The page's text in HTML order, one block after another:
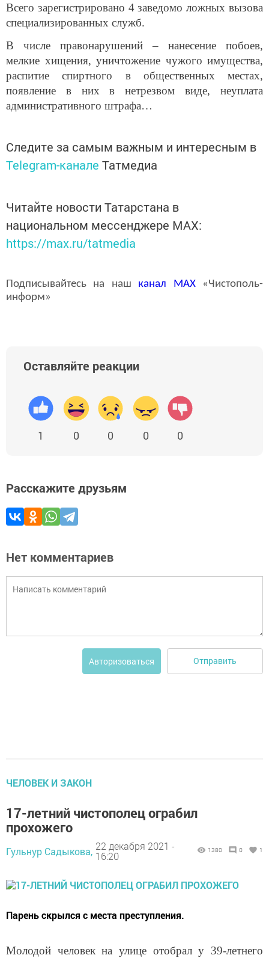
Всего зарегистрировано 4 заведомо ложных вызова
специализированных служб.
В числе правонарушений – нанесение побоев,
мелкие хищения, уничтожение чужого имущества,
распитие спиртного в общественных местах,
появление в них в нетрезвом виде, неуплата
административного штрафа…
Следите за самым важным и интересным в
Telegram-канале Татмедиа
Читайте новости Татарстана в
национальном мессенджере MАХ:
https://max.ru/tatmedia
Подписывайтесь на наш канал MAX«Чистополь-
информ»
Оставляйте реакции
1 0 0 0 0
Расскажите друзьям
Нет комментариев
Авторизоваться Отправить
ЧЕЛОВЕК И ЗАКОН
17-летний чистополец ограбил
прохожего
Гульнур Садыкова, 22 декабря 2021 -
16:20
1380 0 1
Парень скрылся с места преступления.
Молодой человек на улице отобрал у 39-летнего